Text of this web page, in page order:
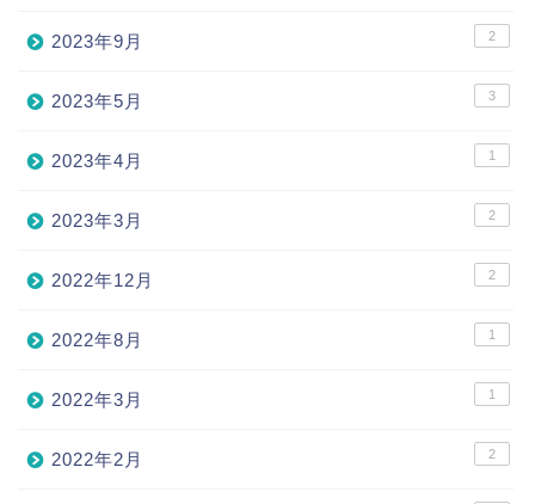
2023年9月 2
2023年5月 3
2023年4月 1
2023年3月 2
2022年12月 2
2022年8月 1
2022年3月 1
2022年2月 2